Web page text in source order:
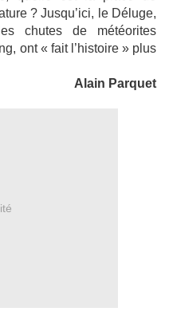
? Jusqu’ici, le Déluge,
chutes de météorites
ont « fait l’histoire » plus
Alain Parquet